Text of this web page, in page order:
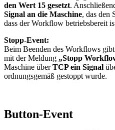
den Wert 15 gesetzt.
Signal an die Maschine, das den
dass der Workflow betriebsbereit
Stopp-Event:
Beim Beenden des Workflows
mit der Meldung „Stopp
Maschine überTCP ein Signal
ordnungsgemäß gestoppt wurde.
Button-Event